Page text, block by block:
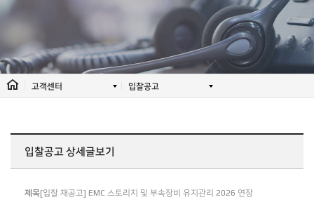
고객센터 입찰공고
입찰공고 상세글보기
제목[입찰 재공고] EMC 스토리지 및 부속장비 유지관리 2026 연장